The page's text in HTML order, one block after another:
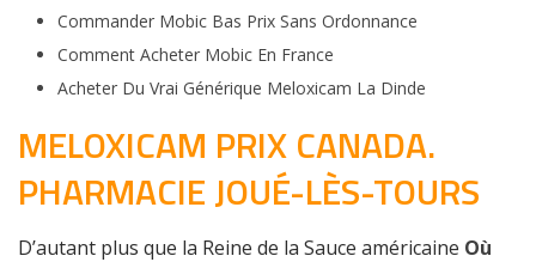
Commander Mobic Bas Prix Sans Ordonnance
Comment Acheter Mobic En France
Acheter Du Vrai Générique Meloxicam La Dinde
MELOXICAM PRIX CANADA.
PHARMACIE JOUÉ-LÈS-TOURS
D’autant plus que la Reine de la Sauce américaine Où